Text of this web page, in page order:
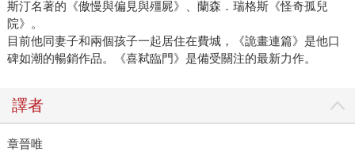
斯汀名著的《傲慢與偏見與殭屍》、蘭森．瑞格斯《怪奇孤兒
院》。
目前他同妻子和兩個孩子一起居住在費城，《詭畫連篇》是他口
碑如潮的暢銷作品。《喜弒臨門》是備受關注的最新力作。
譯者
章晉唯